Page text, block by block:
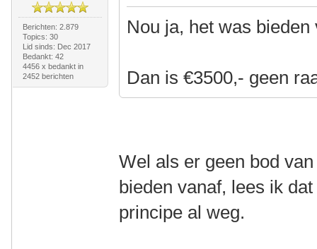
Berichten: 2.879
Topics: 30
Lid sinds: Dec 2017
Bedankt: 42
4456 x bedankt in
2452 berichten
Nou ja, het was bieden
Dan is €3500,- geen
Wel als er geen bod
bieden vanaf, lees ik
principe al weg.